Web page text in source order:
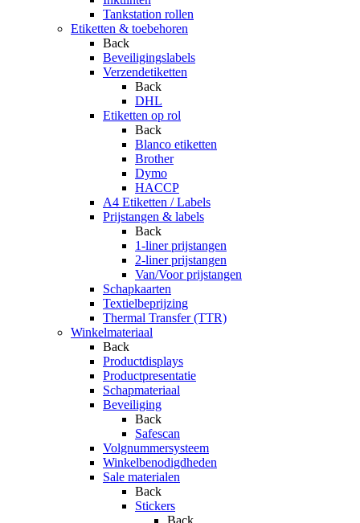
Tankstation rollen
Etiketten & toebehoren
Back
Beveiligingslabels
Verzendetiketten
Back
DHL
Etiketten op rol
Back
Blanco etiketten
Brother
Dymo
HACCP
A4 Etiketten / Labels
Prijstangen & labels
Back
1-liner prijstangen
2-liner prijstangen
Van/Voor prijstangen
Schapkaarten
Textielbeprijzing
Thermal Transfer (TTR)
Winkelmateriaal
Back
Productdisplays
Productpresentatie
Schapmateriaal
Beveiliging
Back
Safescan
Volgnummersysteem
Winkelbenodigdheden
Sale materialen
Back
Stickers
Back